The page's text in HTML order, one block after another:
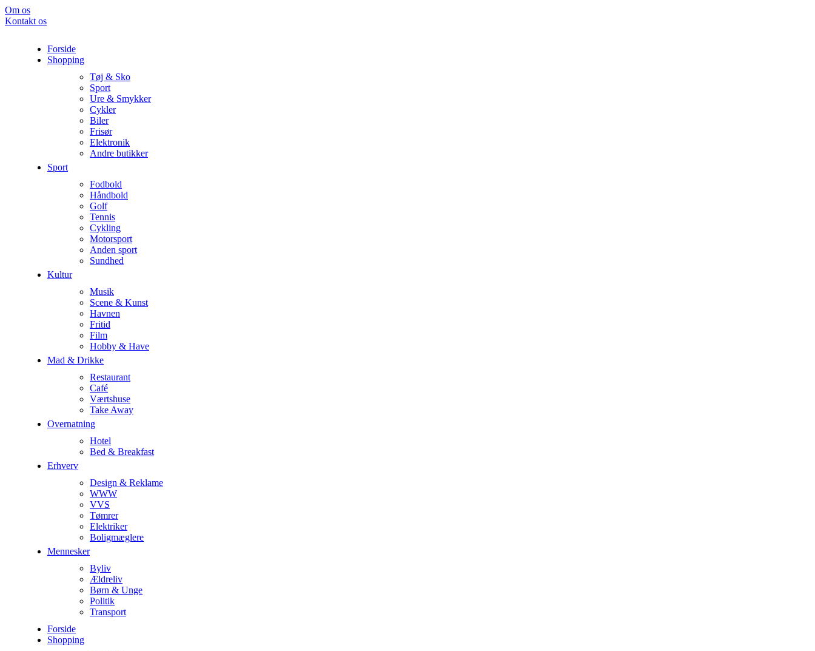
Om os
Kontakt os
Forside
Shopping
Tøj & Sko
Sport
Ure & Smykker
Cykler
Biler
Frisør
Elektronik
Andre butikker
Sport
Fodbold
Håndbold
Golf
Tennis
Cykling
Motorsport
Anden sport
Sundhed
Kultur
Musik
Scene & Kunst
Havnen
Fritid
Film
Hobby & Have
Mad & Drikke
Restaurant
Café
Værtshuse
Take Away
Overnatning
Hotel
Bed & Breakfast
Erhverv
Design & Reklame
WWW
VVS
Tømrer
Elektriker
Boligmæglere
Mennesker
Byliv
Ældreliv
Børn & Unge
Politik
Transport
Forside
Shopping